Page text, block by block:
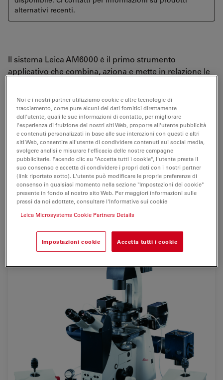
alternativi recenti.
Il sistema Leica AM6000 è il primo strumento
applicativo che combina, aziona e mette in relazione le
micromanipolatori elettronici.
Tutte le principali funzioni del microscopio e dei
micromanipolatori sono controllate da un'unica unità
centrale, eliminando la necessità di alternare i vari
componenti del sistema e consentendo operazioni
agevoli e pratiche.
Ciò si traduce in un funzionamento più sicuro, una
riduzione delle vibrazioni del sistema e un risparmio di
tempo, sia per il lavoro di routine che per la formazione.
Noi e i nostri partner utilizziamo cookie e altre tecnologie di
tracciamento, come pure alcuni dei dati fornitici direttamente
dall'utente, quali le sue informazioni di contatto, per migliorare
l'esperienza di fruizione dei nostri siti Web, proporre all'utente pubblicità
e contenuti personalizzati in base alle sue interazioni con questi e altri
siti Web, consentire all'utente di condividere contenuti sui social media,
svolgere analisi e misurare l'efficacia delle nostre campagne
pubblicitarie. Facendo clic su "Accetta tutti i cookie", l'utente presta il
suo consenso e accetta di condividere i propri dati con i nostri partner
(link riportato sotto). L'utente può modificare le proprie preferenze di
consenso in qualsiasi momento nella sezione "Impostazioni dei cookie"
presente in fondo al nostro sito Web. Per maggiori informazioni sulle
prassi da noi adottate, consultare l'Informativa sui cookie
Leica Microsystems Cookie Partners Details
Impostazioni cookie Accetta tutti i cookie